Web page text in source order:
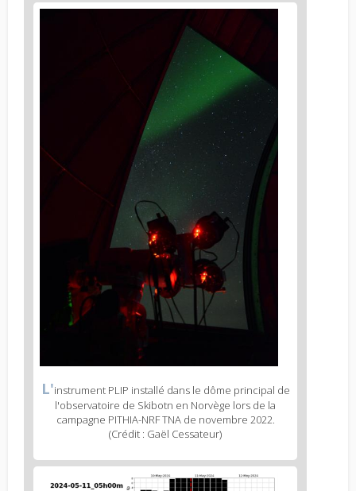
Figure
caption
(legend)
L'instrument PLIP installé dans le dôme principal de
l'observatoire de Skibotn en Norvège lors de la
campagne PITHIA-NRF TNA de novembre 2022.
(Crédit : Gaël Cessateur)
Figure